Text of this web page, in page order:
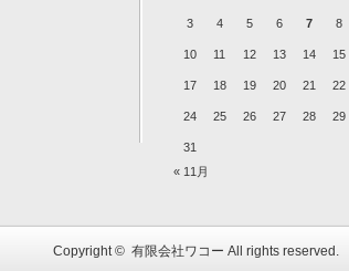
3 4 5 6 7 8
10 11 12 13 14 15
17 18 19 20 21 22
24 25 26 27 28 29
31
« 11月
Copyright © 有限会社ワコー All rights reserved.